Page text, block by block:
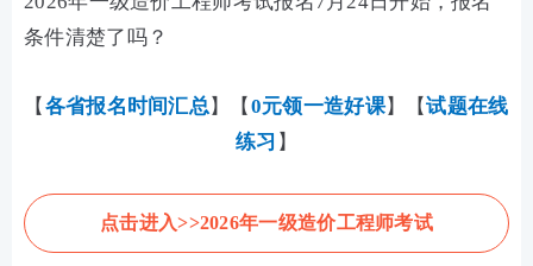
条件清楚了吗？
【 各省报名时间汇总】【 0元领一造好课】【试题在线
练习 】
点击进入>>2026年一级造价工程师考试